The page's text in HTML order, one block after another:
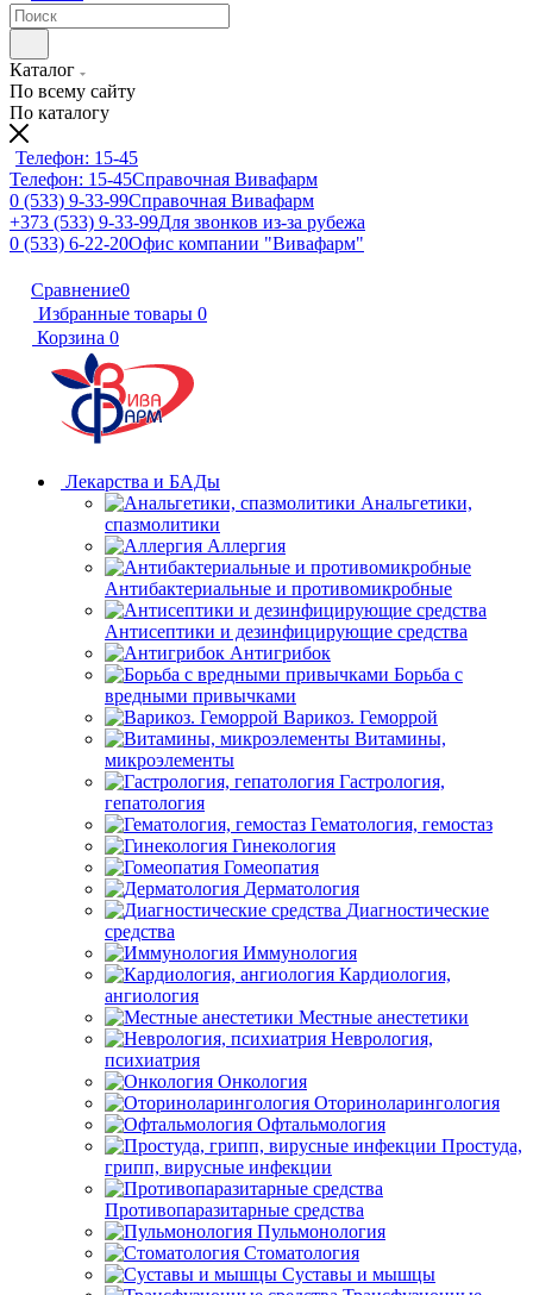
Каталог
По всему сайту
По каталогу
Телефон: 15-45
Телефон: 15-45Справочная Вивафарм
0 (533) 9-33-99Справочная Вивафарм
+373 (533) 9-33-99Для звонков из-за рубежа
0 (533) 6-22-20Офис компании "Вивафарм"
Сравнение0
Избранные товары 0
Корзина 0
Лекарства и БАДы
Анальгетики,
спазмолитики
Аллергия
Антибактериальные и противомикробные
Антисептики и дезинфицирующие средства
Антигрибок
Борьба с
вредными привычками
Варикоз. Геморрой
Витамины,
микроэлементы
Гастрология,
гепатология
Гематология, гемостаз
Гинекология
Гомеопатия
Дерматология
Диагностические
средства
Иммунология
Кардиология,
ангиология
Местные анестетики
Неврология,
психиатрия
Онкология
Оториноларингология
Офтальмология
Простуда,
грипп, вирусные инфекции
Противопаразитарные средства
Пульмонология
Стоматология
Суставы и мышцы